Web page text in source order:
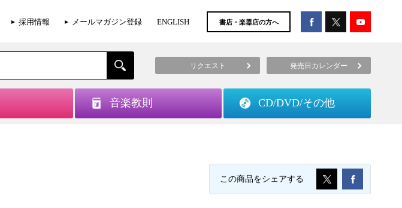
採用情報 メールマガジン登録 ENGLISH 書店・楽器店の方へ
リクエスト 発売日カレンダー
音楽教則 CD/DVD/その他
この商品をシェアする